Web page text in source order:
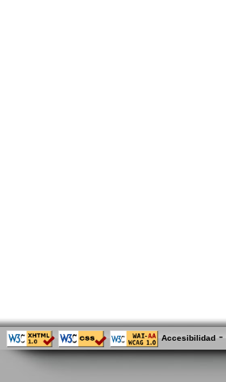
Accesibilidad -